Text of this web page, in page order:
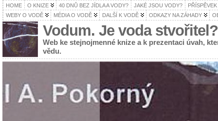
HOME O KNIZE 40 DNŮ BEZ JÍDLA A VODY? JAKÉ JSOU VODY?
WEBY O VODĚ
MÉDIA O VODĚ DALŠÍ K VODĚ ODKAZY NA ZÁHADY
Vodum. Je voda stvořitel?
Web ke stejnojmenné knize a k prezentaci úvah,
vědu.